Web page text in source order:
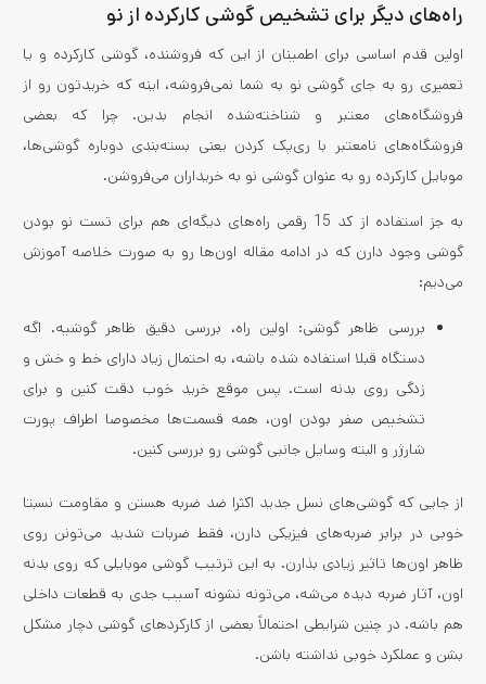
راه‌های دیگر برای تشخیص گوشی کارکرده از نو
اولین قدم اساسی برای اطمینان از این که فروشنده، گوشی کارکرده و یا
تعمیری رو به جای گوشی نو به شما نمی‌فروشه، اینه که خریدتون رو از
فروشگاه‌های معتبر و شناخته‌‌شده انجام بدین. چرا که بعضی
فروشگاه‌های نامعتبر با ری‌پک کردن یعنی بسته‌بندی دوباره گوشی‌ها،
موبایل کارکرده رو به عنوان گوشی نو به خریداران می‌فروشن.
به جز استفاده از کد 15 رقمی راه‌های دیگه‌ای هم برای تست نو بودن
گوشی وجود دارن که در ادامه مقاله اون‌ها رو به صورت خلاصه آموزش
می‌دیم:
بررسی ظاهر گوشی: اولین راه، بررسی دقیق ظاهر گوشیه. اگه
دستگاه قبلا استفاده شده باشه، به احتمال زیاد دارای خط و خش و
زدگی روی بدنه است. پس موقع خرید خوب دقت کنین و برای
تشخیص صفر بودن اون، همه قسمت‌ها مخصوصا اطراف پورت
شارژر و البته وسایل جانبی گوشی رو بررسی کنین.
از جایی که گوشی‌های نسل جدید اکثرا ضد ضربه هستن و مقاومت نسبتا
خوبی در برابر ضربه‌های فیزیکی دارن، فقط ضربات شدید می‌تونن روی
ظاهر اون‌ها تاثیر زیادی بذارن. به این ترتیب گوشی موبایلی که روی بدنه
اون، آثار ضربه دیده می‌شه، می‌تونه نشونه آسیب جدی به قطعات داخلی
هم باشه. در چنین شرایطی احتمالاً بعضی از کارکردهای گوشی دچار مشکل
بشن و عملکرد خوبی نداشته باشن.